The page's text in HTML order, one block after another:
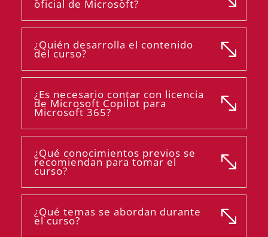
oficial de Microsoft?
¿Quién desarrolla el contenido
del curso?
¿Es necesario contar con licencia
de Microsoft Copilot para
Microsoft 365?
¿Qué conocimientos previos se
recomiendan para tomar el
curso?
¿Qué temas se abordan durante
el curso?